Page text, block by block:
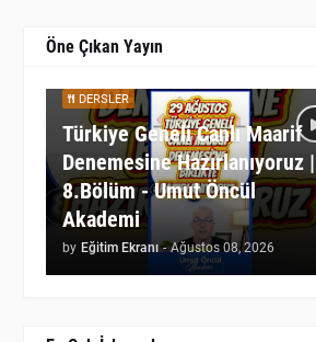
Öne Çıkan Yayın
DERSLER
Türkiye Geneli Canlı Maarif
Denemesine Hazırlanıyoruz |
8.Bölüm - Umut Öncül
Akademi
by Eğitim Ekranı - Ağustos 08, 2026